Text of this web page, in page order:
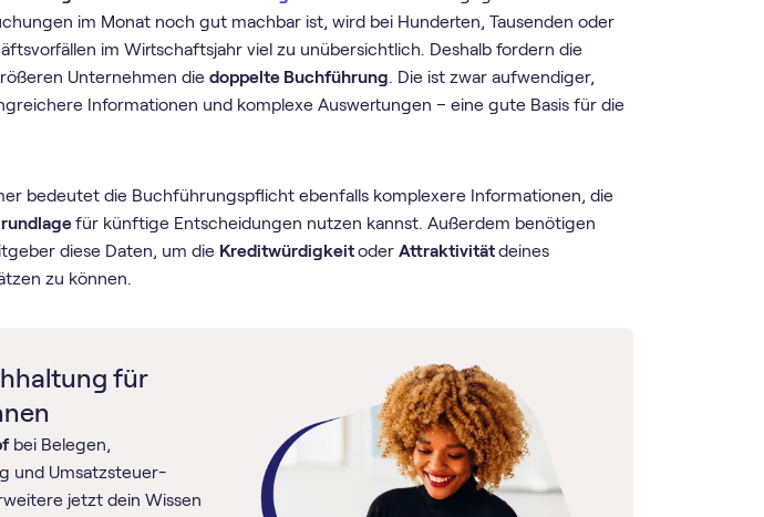
im Monat noch gut machbar ist, wird bei Hunderten, Tausenden oder
im Wirtschaftsjahr viel zu unübersichtlich. Deshalb fordern die
Unternehmen diedoppelte Buchführung. Die ist zwar aufwendiger,
Informationen und komplexe Auswertungen – eine gute Basis für die
bedeutet die Buchführungspflicht ebenfalls komplexere Informationen, die
für künftige Entscheidungen nutzen kannst. Außerdem benötigen
diese Daten, um die KreditwürdigkeitoderAttraktivitätdeines
zu können.
für
bei Belegen,
und Umsatz­steuer­
jetzt dein Wissen